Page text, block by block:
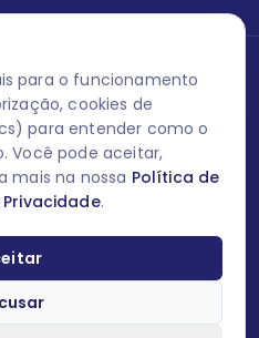
para o funcionamento
cookies de
para entender como o
Você pode aceitar,
mais na nossa Política de
.
comunique aquiuma
Este site contém
para os profissionais de saúde
medicamentos. M-AS ONE-BR-
os seus dados! Caso deseje
lo a qualquer momento entrando
na opção